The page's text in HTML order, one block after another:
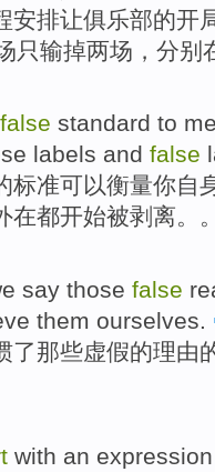
安排让俱乐部的开
只输掉两场，分别
false standard to
labels and false
标准可以衡量你自
在都开始被剥离。
say those false
them ourselves.
了那些虚假的理由
with an expression